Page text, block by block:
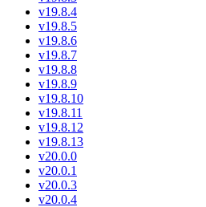
v19.8.4
v19.8.5
v19.8.6
v19.8.7
v19.8.8
v19.8.9
v19.8.10
v19.8.11
v19.8.12
v19.8.13
v20.0.0
v20.0.1
v20.0.3
v20.0.4